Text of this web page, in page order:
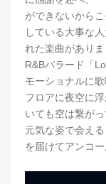
ができないから
している大事な
れた楽曲があり
R&Bバラード「
モーショナルに
フロアに夜空に
いても空は繋が
元気な姿で会え
を届けてアンコー